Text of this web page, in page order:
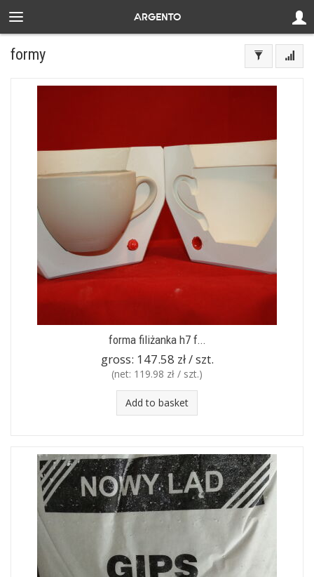
formy
forma filiżanka h7 f...
gross: 147.58 zł / szt.
(net: 119.98 zł / szt.)
Add to basket